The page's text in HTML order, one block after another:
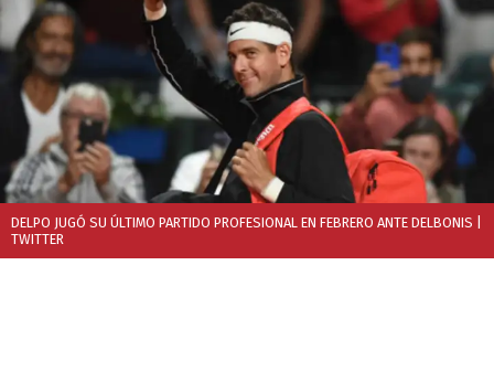
DELPO JUGÓ SU ÚLTIMO PARTIDO PROFESIONAL EN FEBRERO ANTE DELBONIS
TWITTER